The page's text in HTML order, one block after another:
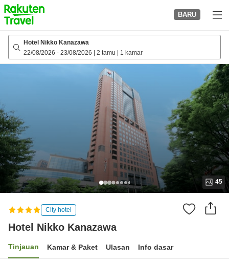
to
top
page
BARU
Hotel Nikko Kanazawa
22/08/2026 - 23/08/2026 2 tamu 1 kamar
45
City hotel
Hotel Nikko Kanazawa
Tinjauan Kamar & Paket Ulasan Info dasar